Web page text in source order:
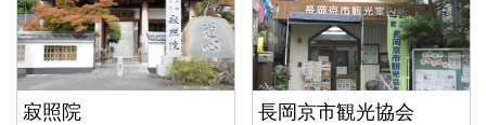
寂照院 長岡京市観光協会